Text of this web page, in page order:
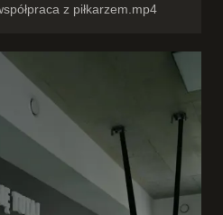
z piłkarzem.mp4